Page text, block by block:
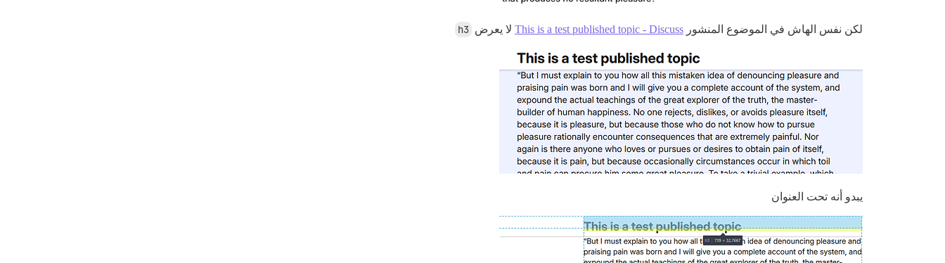
لكن نفس الهاش في الموضوع المنشور This is a test published topic - Discuss لا يعرض h3
يبدو أنه تحت العنوان